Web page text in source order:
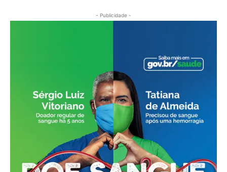
- Publicidade -